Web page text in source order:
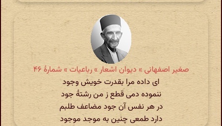
صغیر اصفهانی » دیوان اشعار » رباعیات » شمارهٔ ۴۶
ای داده مرا بقدرت خویش وجود
ننموده دمی قطع ز من رشتهٔ جود
در هر نفس آن جود مضاعف طلبم
دارد طمعی چنین به موجد موجود